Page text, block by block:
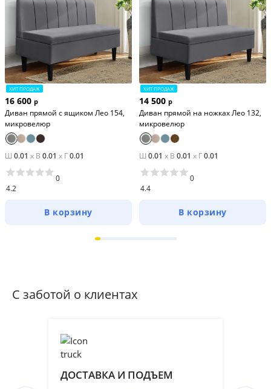
ХИТ ПРОДАЖ
16 600 р
Диван прямой с ящиком Лео 154,
микровелюр
Ш 0.01 x В 0.01 x Г0.01
4.2
0
В корзину
ХИТ ПРОДАЖ
14 500 р
Диван прямой на ножках Лео 132,
микровелюр
Ш 0.01 x В 0.01 x Г0.01
4.4
0
В корзину
С заботой о клиентах
ДОСТАВКА И ПОДЪЕМ